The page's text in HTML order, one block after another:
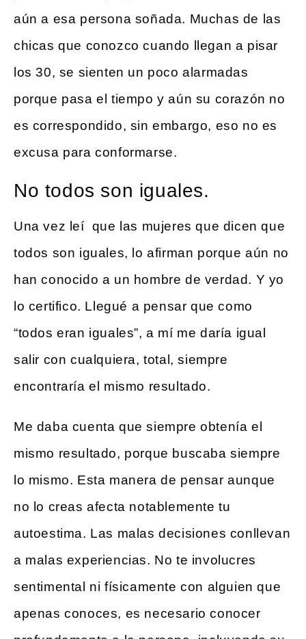
aún a esa persona soñada. Muchas de las
chicas que conozco cuando llegan a pisar
los 30, se sienten un poco alarmadas
porque pasa el tiempo y aún su corazón no
es correspondido, sin embargo, eso no es
excusa para conformarse.
No todos son iguales.
Una vez leí que las mujeres que dicen que
todos son iguales, lo afirman porque aún no
han conocido a un hombre de verdad. Y yo
lo certifico. Llegué a pensar que como
“todos eran iguales”, a mí me daría igual
salir con cualquiera, total, siempre
encontraría el mismo resultado.
Me daba cuenta que siempre obtenía el
mismo resultado, porque buscaba siempre
lo mismo. Esta manera de pensar aunque
no lo creas afecta notablemente tu
autoestima. Las malas decisiones conllevan
a malas experiencias. No te involucres
sentimental ni físicamente con alguien que
apenas conoces, es necesario conocer